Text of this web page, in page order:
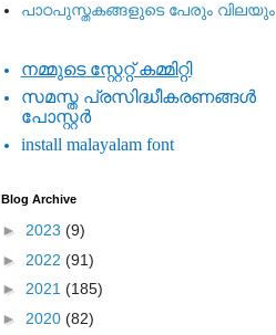
പാഠപുസ്തകങ്ങളുടെ പേരും വിലയും
നമ്മുടെ സ്റ്റേറ്റ് കമ്മിറ്റി
സമസ്ത പ്രസിദ്ധീകരണങ്ങള്‍
പോസ്റ്റര്‍
install malayalam font
Blog Archive
► 2023 (9)
► 2022 (91)
► 2021 (185)
► 2020 (82)